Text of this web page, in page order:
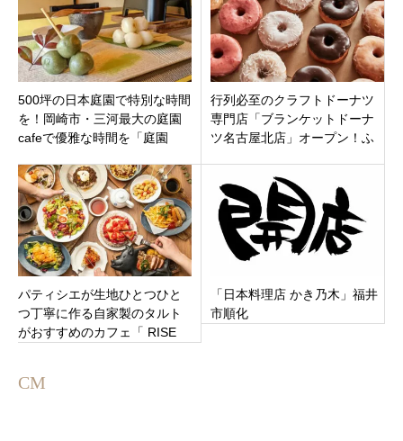
500坪の日本庭園で特別な時間
を！岡崎市・三河最大の庭園
cafeで優雅な時間を「庭園
行列必至のクラフトドーナツ
専門店「ブランケットドーナ
ツ名古屋北店」オープン！ふ
パティシエが生地ひとつひと
つ丁寧に作る自家製のタルト
がおすすめのカフェ「 RISE
「日本料理店 かき乃木」福井
市順化
CM